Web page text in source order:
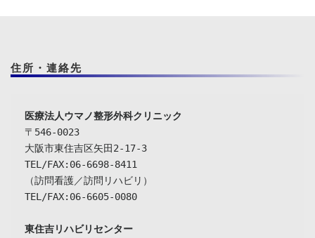
住所・連絡先
〒546-0023
大阪市東住吉区矢田2-17-3
TEL/FAX:06-6698-8411
（訪問看護／訪問リハビリ）
TEL/FAX:06-6605-0080
東住吉リハビリセンター